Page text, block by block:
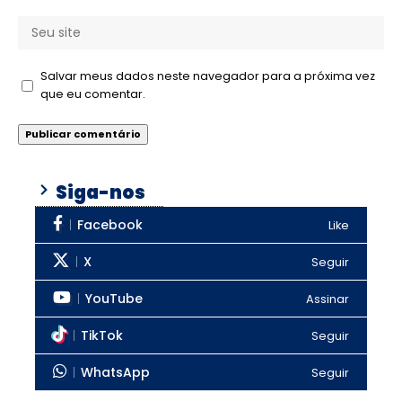
Salvar meus dados neste navegador para a próxima vez
que eu comentar.
Siga-nos
Facebook Like
X Seguir
YouTube Assinar
TikTok Seguir
WhatsApp Seguir